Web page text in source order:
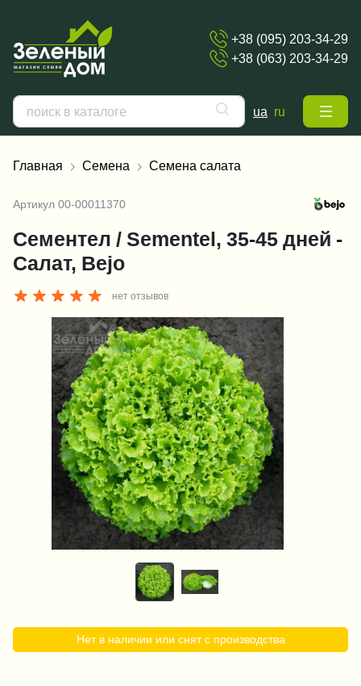
+38 (095) 203-34-29
+38 (063) 203-34-29
ua ru
Главная Семена Семена салата
Артикул 00-00011370
Сементел / Sementel, 35-45 дней -
Салат, Bejo
нет отзывов
Нет в наличии или снят с производства